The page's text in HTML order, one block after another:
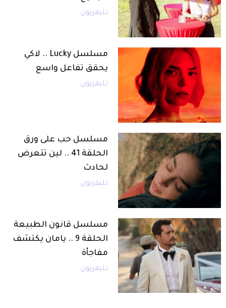
تليفزيون
مسلسل Lucky .. لاكي
يحقق تفاعل واسع
تليفزيون
مسلسل حب على ورق
الحلقة 41 .. لين تتعرض
لحادث
تليفزيون
مسلسل قانون الطبيعة
الحلقة 9 .. يامان يكتشف
مفاجأة
تليفزيون